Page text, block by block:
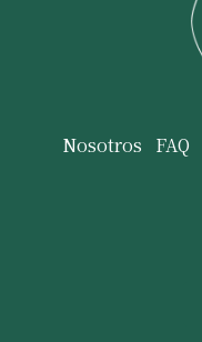
Nosotros FAQ